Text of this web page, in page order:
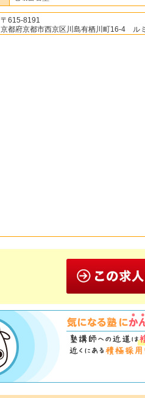
〒615-8191
京都府京都市西京区川島有栖川町16-4 ル